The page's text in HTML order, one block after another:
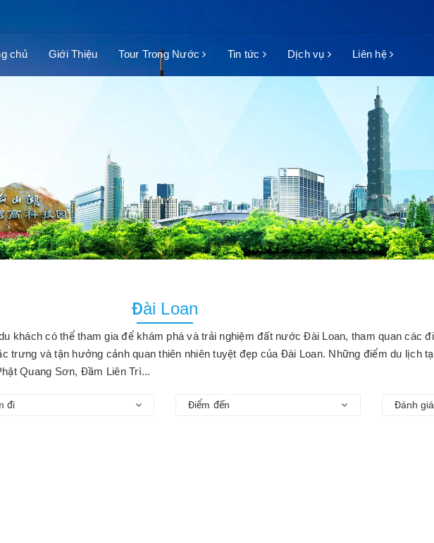
chủ Giới Thiệu Tour Trong Nước Tin tức Dịch vụ Liên hệ
Đài Loan
khách có thể tham gia để khám phá và trải nghiệm đất nước Đài Loan, tham quan các
trưng và tận hưởng cảnh quan thiên nhiên tuyệt đẹp của Đài Loan. Những điểm du lịch
Quang Sơn, Đầm Liên Trì...
đi Điểm đến Đánh giá